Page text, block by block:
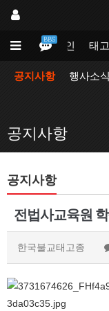
BBS
메인 태
공지사항 행사소식
공지사항
공지사항
전법사교육원
한국불교태고종